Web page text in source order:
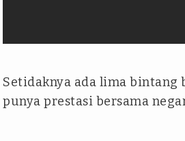
Setidaknya ada lima
punya prestasi bersama